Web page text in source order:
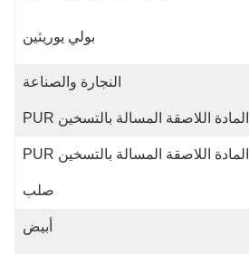
بولي يوريثين
النجارة والصناعة
المادة اللاصقة المسالة بالتسخين PUR
المادة اللاصقة المسالة بالتسخين PUR
صلب
أبيض